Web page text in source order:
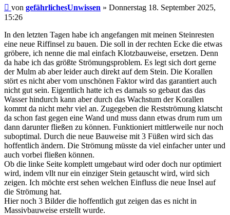
Beitrag
von gefährlichesUnwissen » Donnerstag 18. September 2025,
15:26
In den letzten Tagen habe ich angefangen mit meinen Steinresten
eine neue Riffinsel zu bauen. Die soll in der rechten Ecke die etwas
gröbere, ich nenne die mal einfach Klotzbauweise, ersetzen. Denn
da habe ich das größte Strömungsproblem. Es legt sich dort gerne
der Mulm ab aber leider auch direkt auf dem Stein. Die Korallen
stört es nicht aber vom unschönen Faktor wird das garantiert auch
nicht gut sein. Eigentlich hatte ich es damals so gebaut das das
Wasser hindurch kann aber durch das Wachstum der Korallen
kommt da nicht mehr viel an. Zugegeben die Restströmung klatscht
da schon fast gegen eine Wand und muss dann etwas drum rum um
dann darunter fließen zu können. Funktioniert mittlerweile nur noch
suboptimal. Durch die neue Bauweise mit 3 Füßen wird sich das
hoffentlich ändern. Die Strömung müsste da viel einfacher unter und
auch vorbei fließen können.
Ob die linke Seite komplett umgebaut wird oder doch nur optimiert
wird, indem vllt nur ein einziger Stein getauscht wird, wird sich
zeigen. Ich möchte erst sehen welchen Einfluss die neue Insel auf
die Strömung hat.
Hier noch 3 Bilder die hoffentlich gut zeigen das es nicht in
Massivbauweise erstellt wurde.